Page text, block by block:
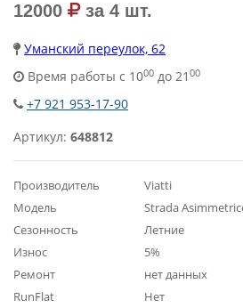
12000 за 4 шт.
Уманский переулок, 62
Время работы с 1000 до 21 00
+7 921 953-17-90
Артикул: 648812
Производитель
Viatti
Модель
Strada
Сезонность
Летние
Износ
5%
Ремонт
нет данных
RunFlat
Нет